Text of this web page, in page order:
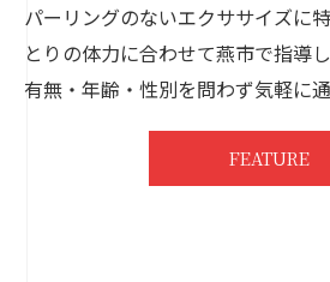
パーリングのないエクササイズに
とりの体力に合わせて燕市で指導
有無・年齢・性別を問わず気軽に
FEATURE